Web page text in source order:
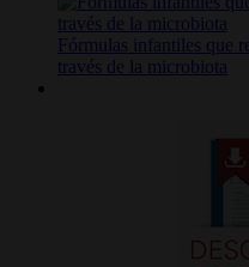
Fórmulas infantiles que
través de la microbiota